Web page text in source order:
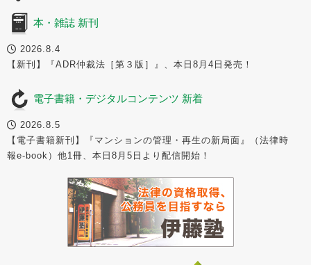
本・雑誌 新刊
2026.8.4
【新刊】『ADR仲裁法［第３版］』、本日8月4日発売！
電子書籍・デジタルコンテンツ 新着
2026.8.5
【電子書籍新刊】『マンションの管理・再生の新局面』（法律時
報e-book）他1冊、本日8月5日より配信開始！